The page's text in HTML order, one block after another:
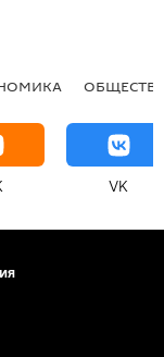
VK